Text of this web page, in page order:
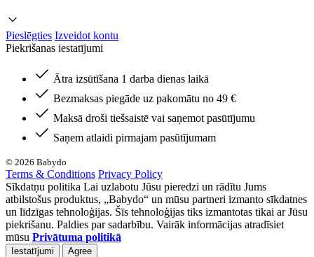
Pieslēgties Izveidot kontu
Piekrišanas iestatījumi
Ātra izsūtīšana 1 darba dienas laikā
Bezmaksas piegāde uz pakomātu no 49 €
Maksā droši tiešsaistē vai saņemot pasūtījumu
Saņem atlaidi pirmajam pasūtījumam
© 2026 Babydo
Terms & Conditions Privacy Policy
Sīkdatņu politika Lai uzlabotu Jūsu pieredzi un rādītu Jums
atbilstošus produktus, „Babydo“ un mūsu partneri izmanto sīkdatnes
un līdzīgas tehnoloģijas. Šīs tehnoloģijas tiks izmantotas tikai ar Jūsu
piekrišanu. Paldies par sadarbību. Vairāk informācijas atradīsiet
mūsu Privātuma politikā
Iestatījumi Agree